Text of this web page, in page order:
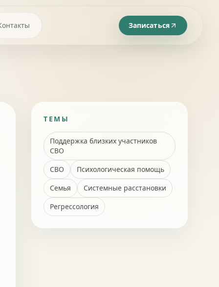
Записаться
ТЕМЫ
Поддержка близких участников
СВО
СВО
Психологическая помощь
Семья
Системные расстановки
Регрессология